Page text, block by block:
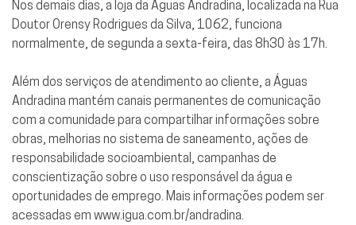
Nos demais dias, a loja da Águas Andradina, localizada na Rua
Doutor Orensy Rodrigues da Silva, 1062, funciona
normalmente, de segunda a sexta-feira, das 8h30 às 17h.
Além dos serviços de atendimento ao cliente, a Águas
Andradina mantém canais permanentes de comunicação
com a comunidade para compartilhar informações sobre
obras, melhorias no sistema de saneamento, ações de
responsabilidade socioambiental, campanhas de
conscientização sobre o uso responsável da água e
oportunidades de emprego. Mais informações podem ser
acessadas em www.igua.com.br/andradina.